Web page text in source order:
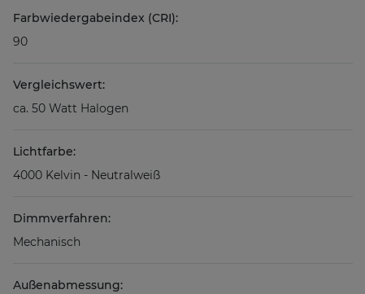
Farbwiedergabeindex (CRI):
90
Vergleichswert:
ca. 50 Watt Halogen
Lichtfarbe:
4000 Kelvin - Neutralweiß
Dimmverfahren:
Mechanisch
Außenabmessung: